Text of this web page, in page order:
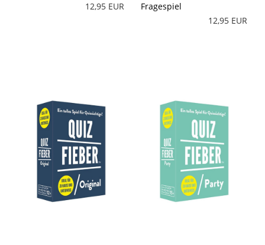
12,95 EUR
Fragespiel
12,95 EUR